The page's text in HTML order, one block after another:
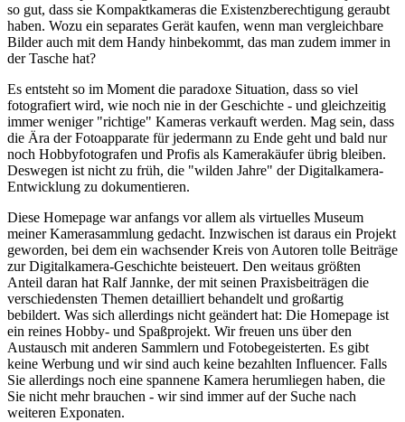
so gut, dass sie Kompaktkameras die Existenzberechtigung geraubt
haben. Wozu ein separates Gerät kaufen, wenn man vergleichbare
Bilder auch mit dem Handy hinbekommt, das man zudem immer in
der Tasche hat?
Es entsteht so im Moment die paradoxe Situation, dass so viel
fotografiert wird, wie noch nie in der Geschichte - und gleichzeitig
immer weniger "richtige" Kameras verkauft werden. Mag sein, dass
die Ära der Fotoapparate für jedermann zu Ende geht und bald nur
noch Hobbyfotografen und Profis als Kamerakäufer übrig bleiben.
Deswegen ist nicht zu früh, die "wilden Jahre" der Digitalkamera-
Entwicklung zu dokumentieren.
Diese Homepage war anfangs vor allem als virtuelles Museum
meiner Kamerasammlung gedacht. Inzwischen ist daraus ein Projekt
geworden, bei dem ein wachsender Kreis von Autoren tolle Beiträge
zur Digitalkamera-Geschichte beisteuert. Den weitaus größten
Anteil daran hat Ralf Jannke, der mit seinen Praxisbeiträgen die
verschiedensten Themen detailliert behandelt und großartig
bebildert. Was sich allerdings nicht geändert hat: Die Homepage ist
ein reines Hobby- und Spaßprojekt. Wir freuen uns über den
Austausch mit anderen Sammlern und Fotobegeisterten. Es gibt
keine Werbung und wir sind auch keine bezahlten Influencer. Falls
Sie allerdings noch eine spannene Kamera herumliegen haben, die
Sie nicht mehr brauchen - wir sind immer auf der Suche nach
weiteren Exponaten.